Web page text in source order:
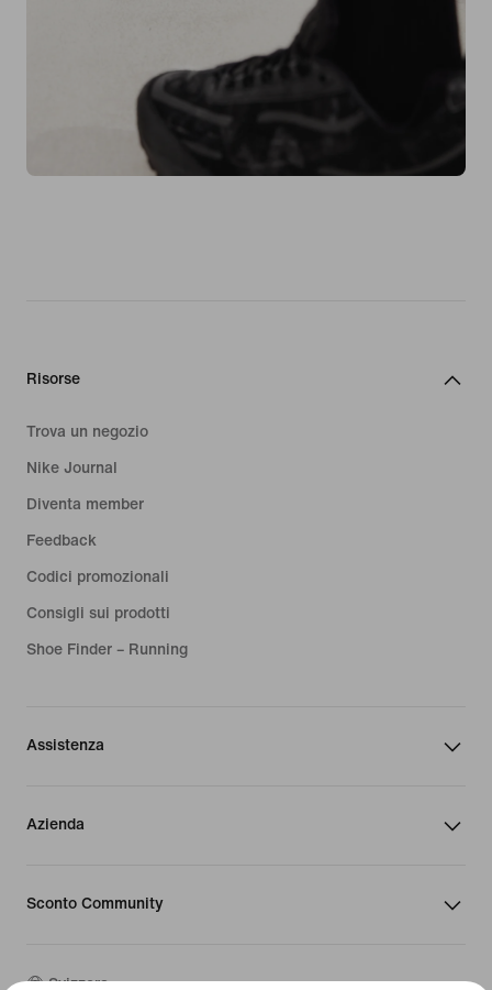
Risorse
Trova un negozio
Nike Journal
Diventa member
Feedback
Codici promozionali
Consigli sui prodotti
Shoe Finder – Running
Assistenza
Azienda
Sconto Community
Svizzera